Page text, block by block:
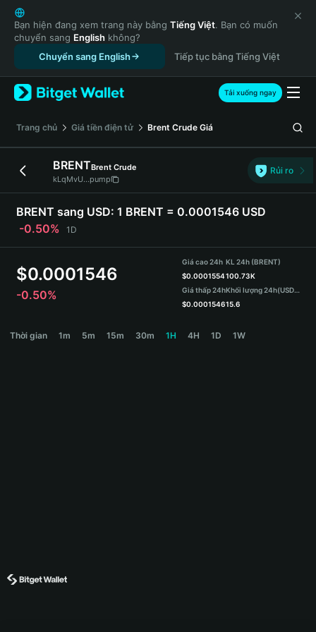
English
日本語
Tiếng Việt
Русский
Español (Latinoamérica)
Türkçe
Français
Deutsch
繁體中文
Português (Portugal)
Bahasa Indonesia
ภาษาไทย
हिन्दी
Español
Português (Brasil)
Bạn hiện đang xem trang này bằng Tiếng Việt. Bạn có muốn
chuyển sang English không?
Chuyển sang English
Tiếp tục bằng Tiếng Việt
Tải xuống ngay
‌Trang chủ Giá tiền điện tử Brent Crude Giá
BRENTBrent Crude
kLqMvU...pump
Rủi ro
BRENT sang USD: 1 BRENT = 0.0001546 USD
-0.50%
1D
$0.0001546
-0.50%
Giá cao 24h
$0.0001554
Giá thấp 24h
$0.0001546
KL 24h (BRENT)
100.73K
Khối lượng 24h(USDT)
15.6
Thời gian 1m 5m 15m 30m 1H 4H 1D 1W